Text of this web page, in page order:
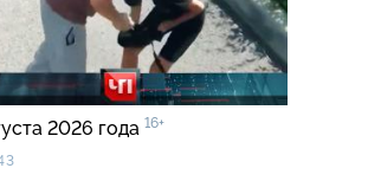
2026 года 16+